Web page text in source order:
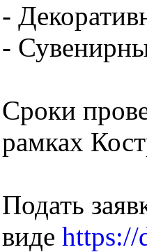
-
-
Сроки
рамках
Подать
виде